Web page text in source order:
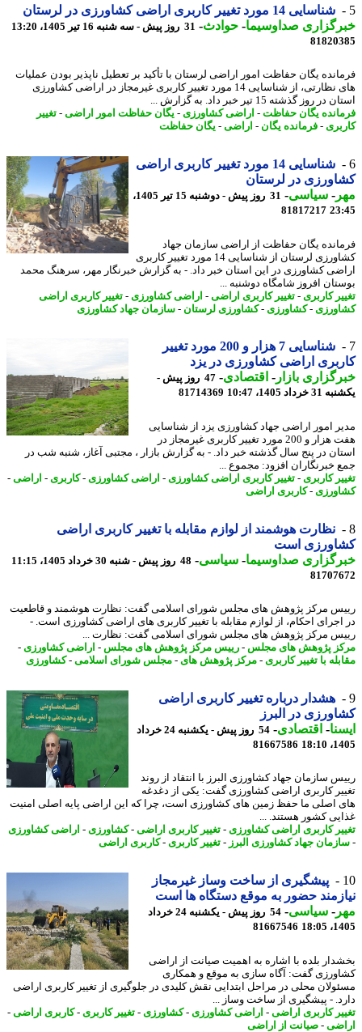
شناسایی 14 مورد تغییر کاربری اراضی کشاورزی در لرستان
صداوسیما-حوادث -31 روز پیش - سه شنبه 16 تیر 1405، 13:20
یگان حفاظت امور اراضی لرستان با تأکید بر تعطیل ناپذیر بودن عملیات
های نظارتی، از شناسایی 14 مورد تغییر کاربری غیرمجاز در اراضی کشاورزی
روز گذشته 15 تیر خبر داد. به گزارش ...
یگان حفاظت-اراضی کشاورزی- یگان حفاظت امور اراضی -تغییر
- فرمانده یگان -اراضی -یگان حفاظت
شناسایی 14 مورد تغییر کاربری اراضی
در لرستان
-سیاسی-
31 روز پیش - دوشنبه 15 تیر 1405،
81817217
یگان حفاظت از اراضی سازمان جهاد
کشاورزی لرستان از شناسایی 14 مورد تغییر کاربری
کشاورزی در این استان خبر داد. - به گزارش خبرنگار مهر، سرهنگ محمد
افروز شامگاه دوشنبه ...
کاربری - تغییر کاربری اراضی -اراضی کشاورزی- تغییر کاربری اراضی
- کشاورزی- کشاورزی لرستان-سازمان جهاد کشاورزی
شناسایی 7 هزار و 200 مورد تغییر
اراضی کشاورزی در یزد
بازار- اقتصادی-
47 روز پیش -
1405، 10:47
81714369
امور اراضی جهاد کشاورزی یزد از شناسایی
هفت هزار و 200 مورد تغییر کاربری غیرمجاز در
در پنج سال گذشته خبر داد. - به گزارش بازار ، مجتبی آغاز، شنبه شب در
خبرنگاران افزود: مجموع ...
کاربری - تغییر کاربری اراضی کشاورزی- اراضی کشاورزی- کاربری - اراضی -
- کاربری اراضی
نظارت هوشمند از لوازم مقابله با تغییر کاربری اراضی
است
صداوسیما-سیاسی-48 روز پیش - شنبه 30 خرداد 1405، 11:15
مرکز پژوهش های مجلس شورای اسلامی گفت: نظارت هوشمند و قاطعیت
احکام، از لوازم مقابله با تغییر کاربری های اراضی کشاورزی است. -
مرکز پژوهش های مجلس شورای اسلامی گفت: نظارت ...
پژوهش های مجلس-رییس مرکز پژوهش های مجلس-اراضی کشاورزی-
با تغییر کاربری - مرکز پژوهش های -مجلس شورای اسلامی-کشاورزی
هشدار درباره تغییر کاربری اراضی
در البرز
-اقتصادی-
54 روز پیش - یکشنبه 24 خرداد
81667586
سازمان جهاد کشاورزی البرز با انتقاد از روند
کاربری اراضی کشاورزی گفت: یکی از دغدغه
اصلی ما حفظ زمین های کشاورزی است، چرا که این اراضی پایه اصلی امنیت
کشور هستند. ...
کاربری اراضی کشاورزی- تغییر کاربری اراضی -کشاورزی- اراضی کشاورزی
جهاد کشاورزی البرز -تغییر کاربری - کاربری اراضی
پیشگیری از ساخت وساز غیرمجاز
حضور به موقع دستگاه ها است
-سیاسی-
54 روز پیش - یکشنبه 24 خرداد
81667546
بلده با اشاره به اهمیت صیانت از اراضی
گفت: آگاه سازی به موقع و همکاری
محلی در مراحل ابتدایی نقش کلیدی در جلوگیری از تغییر کاربری اراضی
- پیشگیری از ساخت وساز ...
کاربری اراضی -اراضی کشاورزی- کشاورزی- تغییر کاربری - کاربری اراضی -
-صیانت از اراضی